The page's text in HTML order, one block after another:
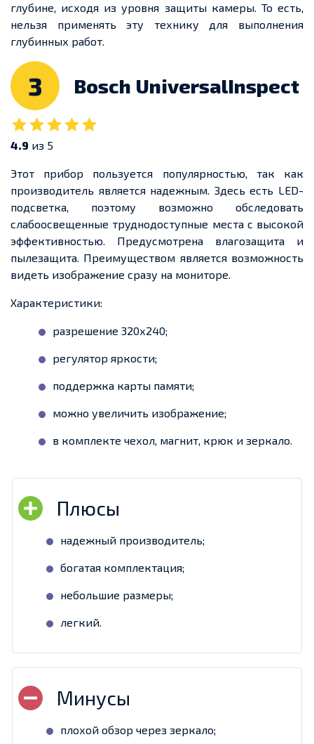
глубине, исходя из уровня защиты камеры. То есть,
нельзя применять эту технику для выполнения
глубинных работ.
3 Bosch UniversalInspect
4.9 из 5
Этот прибор пользуется популярностью, так как
производитель является надежным. Здесь есть LED-
подсветка, поэтому возможно обследовать
слабоосвещенные труднодоступные места с высокой
эффективностью. Предусмотрена влагозащита и
пылезащита. Преимуществом является возможность
видеть изображение сразу на мониторе.
Характеристики:
разрешение 320х240;
регулятор яркости;
поддержка карты памяти;
можно увеличить изображение;
в комплекте чехол, магнит, крюк и зеркало.
надежный производитель;
богатая комплектация;
небольшие размеры;
легкий.
плохой обзор через зеркало;